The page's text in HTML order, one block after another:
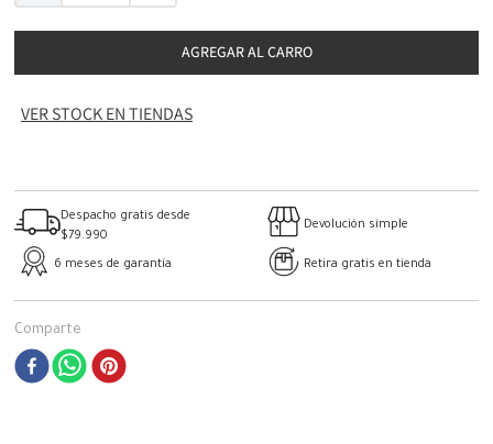
AGREGAR AL CARRO
VER STOCK EN TIENDAS
Despacho gratis desde
$79.990
Devolución simple
6 meses de garantía Retira gratis en tienda
Comparte